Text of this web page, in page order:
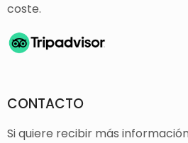
coste.
CONTACTO
Si quiere recibir más